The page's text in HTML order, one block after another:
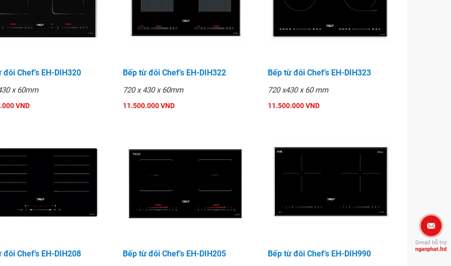
đối trong môi trường
sai hỏng do lỗi sản xuất
đôi Chef’s EH-DIH320
x 60mm
VND
Bếp từ đôi Chef’s EH-DIH322
720 x 430 x 60mm
11.500.000 VND
Bếp từ đôi Chef’s EH-DIH323
720 x430 x 60 mm
11.500.000 VND
đôi Chef’s EH-DIH208 Bếp từ đôi Chef’s EH-DIH205 Bếp từ đôi Chef’s EH-DIH990
Gmail hỗ trợ
nganphat.ltd